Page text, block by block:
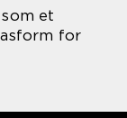
et
for